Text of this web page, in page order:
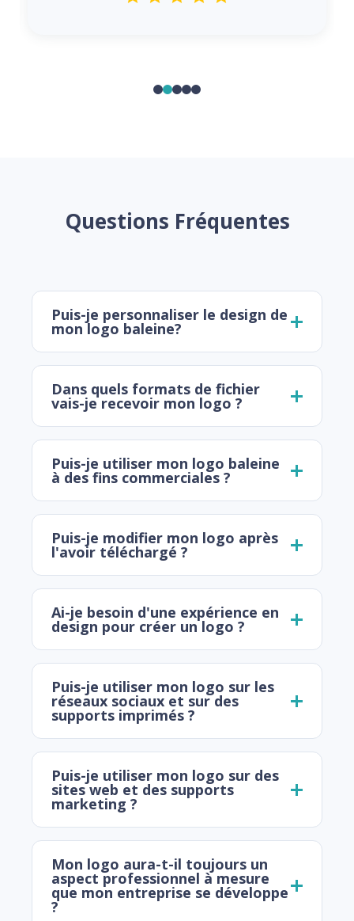
Questions Fréquentes
Puis-je personnaliser le design de
mon logo baleine?
Dans quels formats de fichier
vais-je recevoir mon logo ?
Puis-je utiliser mon logo baleine
à des fins commerciales ?
Puis-je modifier mon logo après
l'avoir téléchargé ?
Ai-je besoin d'une expérience en
design pour créer un logo ?
Puis-je utiliser mon logo sur les
réseaux sociaux et sur des
supports imprimés ?
Puis-je utiliser mon logo sur des
sites web et des supports
marketing ?
Mon logo aura-t-il toujours un
aspect professionnel à mesure
que mon entreprise se développe
?